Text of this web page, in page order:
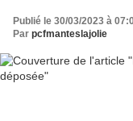
Publié le 30/03/2023 à
Par pcfmanteslajolie